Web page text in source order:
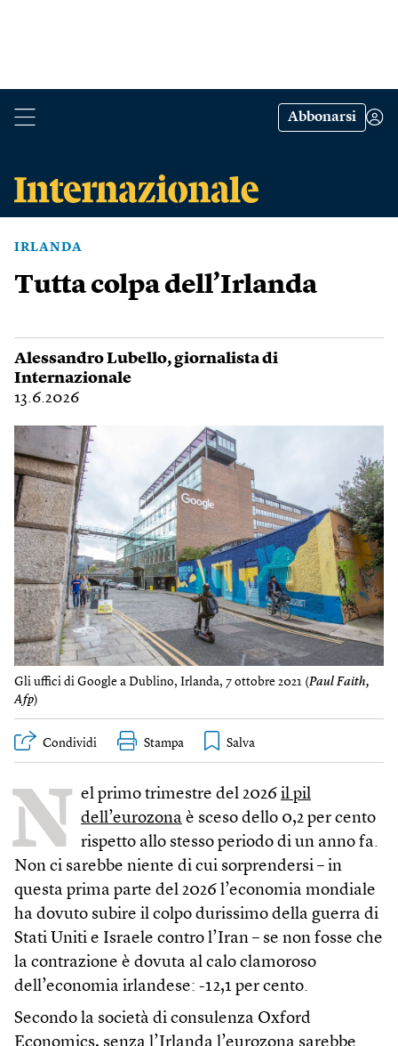
Abbonarsi
IRLANDA
Tutta colpa dell’Irlanda
Alessandro Lubello, giornalista di
Internazionale
13.6.2026
Gli uffici di Google a Dublino, Irlanda, 7 ottobre 2021 (Paul Faith,
Afp)
Condividi Stampa
N el primo trimestre del 2026 il pil
dell’eurozona è sceso dello 0,2 per cento
rispetto allo stesso periodo di un anno fa.
Non ci sarebbe niente di cui sorprendersi – in
questa prima parte del 2026 l’economia mondiale
ha dovuto subire il colpo durissimo della guerra di
Stati Uniti e Israele contro l’Iran – se non fosse che
la contrazione è dovuta al calo clamoroso
dell’economia irlandese: -12,1 per cento.
Secondo la società di consulenza Oxford